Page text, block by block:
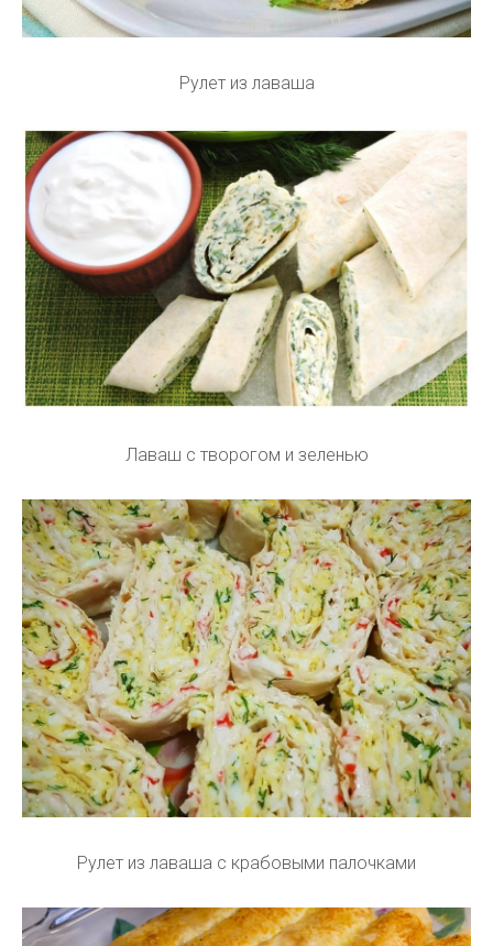
Рулет из лаваша
Лаваш с творогом и зеленью
Рулет из лаваша с крабовыми палочками